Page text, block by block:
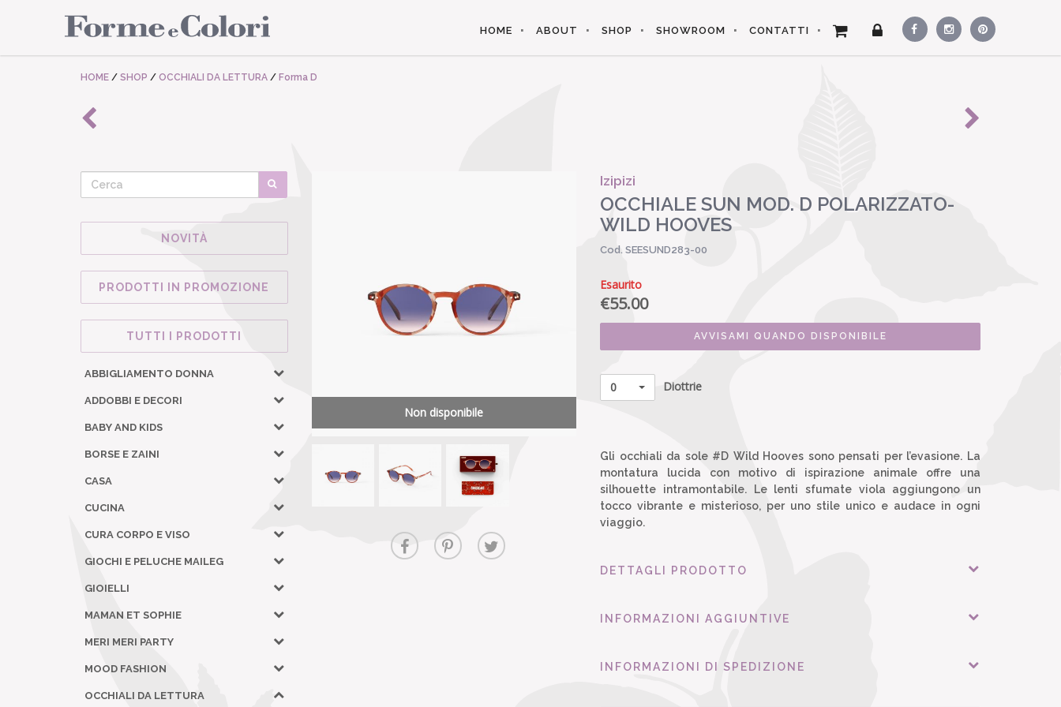
HOME ABOUT SHOP SHOWROOM CONTATTI
HOME / SHOP / OCCHIALI DA LETTURA / Forma D
NOVITÀ
PRODOTTI IN PROMOZIONE
TUTTI I PRODOTTI
ABBIGLIAMENTO DONNA
ADDOBBI E DECORI
BABY AND KIDS
BORSE E ZAINI
CASA
CUCINA
CURA CORPO E VISO
GIOCHI E PELUCHE MAILEG
GIOIELLI
MAMAN ET SOPHIE
MERI MERI PARTY
MOOD FASHION
OCCHIALI DA LETTURA
Non disponibile
Izipizi
OCCHIALE SUN MOD. D POLARIZZATO-
WILD HOOVES
Cod. SEESUND283-00
Esaurito
€55.00
AVVISAMI QUANDO DISPONIBILE
0 Diottrie
Gli occhiali da sole #D Wild Hooves sono pensati per l’evasione. La
montatura lucida con motivo di ispirazione animale offre una
silhouette intramontabile. Le lenti sfumate viola aggiungono un
tocco vibrante e misterioso, per uno stile unico e audace in ogni
viaggio.
DETTAGLI PRODOTTO
INFORMAZIONI AGGIUNTIVE
INFORMAZIONI DI SPEDIZIONE